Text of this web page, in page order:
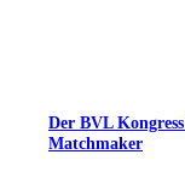
Der BVL
Matchmaker